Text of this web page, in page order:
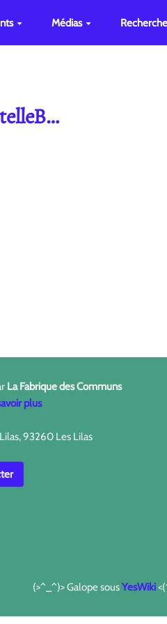
Médias Recherche
La Fabrique des Communs
plus
93260 Les Lilas
(>^_^)> Galope sousYesWiki